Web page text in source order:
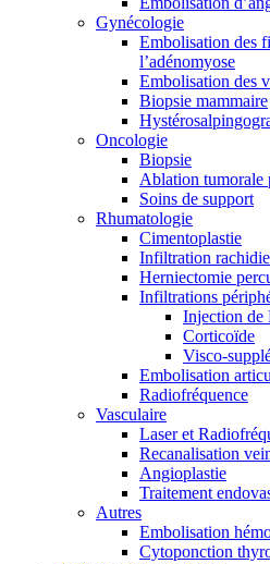
Gynécologie
Embolisation des
l’adénomyose
Embolisation des
Biopsie mammaire
Oncologie
Biopsie
Ablation tumorale
Soins de support
Rhumatologie
Cimentoplastie
Infiltration
Herniectomie
Infiltrations
Injection de
Corticoïde
Visco-
Embolisation
Radiofréquence
Vasculaire
Laser et
Recanalisation
Angioplastie
Traitement
Autres
Embolisation
Cytoponction